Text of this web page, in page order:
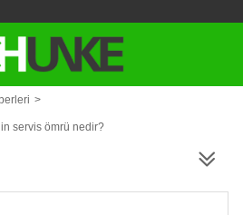
>
servis ömrü nedir?